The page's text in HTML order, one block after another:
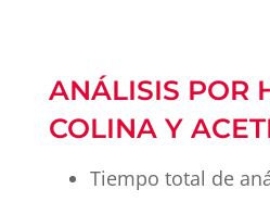
ANÁLISIS POR
COLINA Y
Tiempo total de